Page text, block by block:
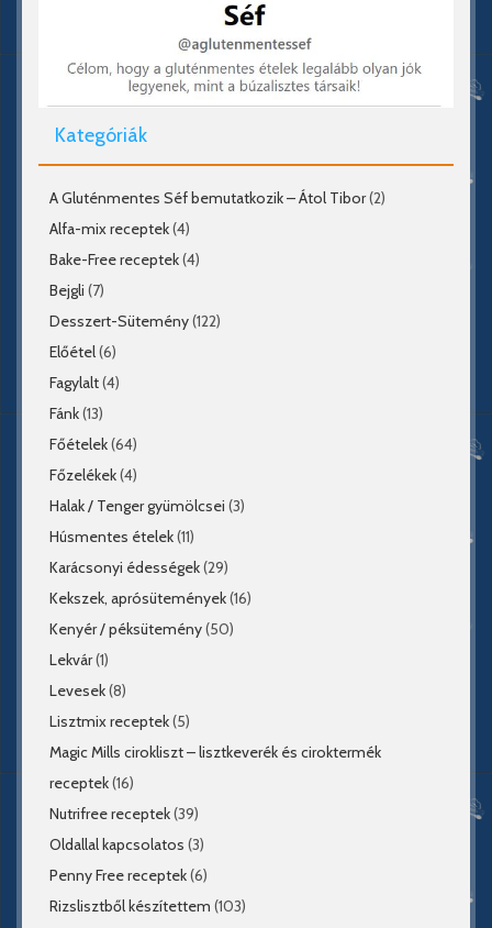
Kategóriák
A Gluténmentes Séf bemutatkozik – Átol Tibor(2)
Alfa-mix receptek(4)
Bake-Free receptek(4)
Bejgli (7)
Desszert-Sütemény(122)
Előétel(6)
Fagylalt(4)
Fánk(13)
Főételek(64)
Főzelékek(4)
Halak / Tenger gyümölcsei (3)
Húsmentes ételek(11)
Karácsonyi édességek(29)
Kekszek, aprósütemények(16)
Kenyér / péksütemény(50)
Lekvár(1)
Levesek(8)
Lisztmix receptek(5)
Magic Mills cirokliszt – lisztkeverék és ciroktermék
receptek(16)
Nutrifree receptek(39)
Oldallal kapcsolatos (3)
Penny Free receptek(6)
Rizslisztből készítettem (103)